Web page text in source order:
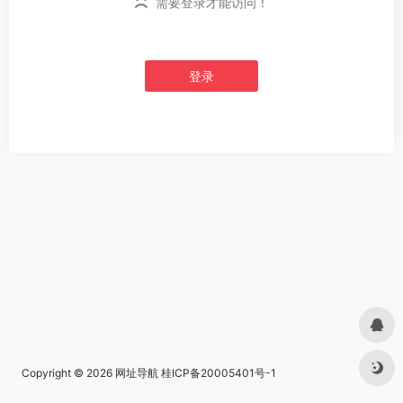
登录
Copyright © 2026 网址导航 桂ICP备20005401号-1